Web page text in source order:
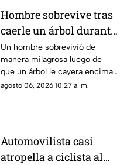
Hombre sobrevive tras
caerle un árbol durante
tormenta
Un hombre sobrevivió de
manera milagrosa luego de
que un árbol le cayera encima
durante una fuerte tormenta
agosto 06, 2026 10:27 a. m.
Automovilista casi
atropella a ciclista al